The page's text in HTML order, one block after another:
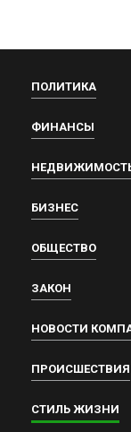
ПОЛИТИКА
ФИНАНСЫ
БИЗНЕС
ОБЩЕСТВО
ЗАКОН
НОВОСТИ
ПРОИСШЕСТВИЯ
СТИЛЬ ЖИЗНИ